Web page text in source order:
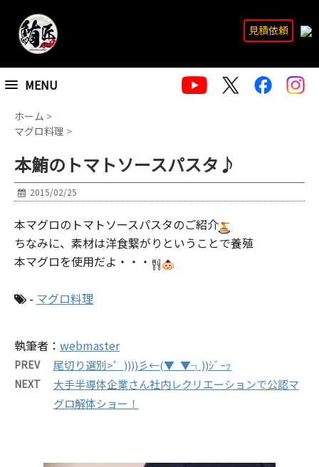
MENU
見積依頼
ホーム >
マグロ料理 >
本鮪のトマトソースパスタ♪
2015/02/25
本マグロのトマトソースパスタのご紹介
ちなみに、素材は洋食繋がりということで養殖
本マグロを使用だよ・・・
- マグロ料理
執筆者： webmaster
PREV 尾切り選別>゜))))彡←(▼_▼┐))ｼﾞｰｯ
NEXT
大手半導体企業さん社内レクリエーションで公認マ
グロ解体ショー！